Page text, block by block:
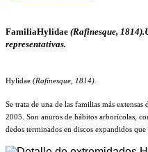
FamiliaHylidae (Rafinesque,
representativas.
Hylidae (Rafinesque, 1814).
Se trata de una de las familias más extensas
2005. Son anuros de hábitos arborícolas,
dedos terminados en discos expandidos